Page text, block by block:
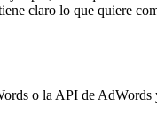
claro lo que quiere
o la API de AdWords